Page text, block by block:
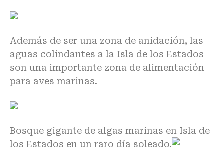
Además de ser una zona de anidación, las
aguas colindantes a la Isla de los Estados
son una importante zona de alimentación
para aves marinas.
Bosque gigante de algas marinas en Isla de
los Estados en un raro día soleado.